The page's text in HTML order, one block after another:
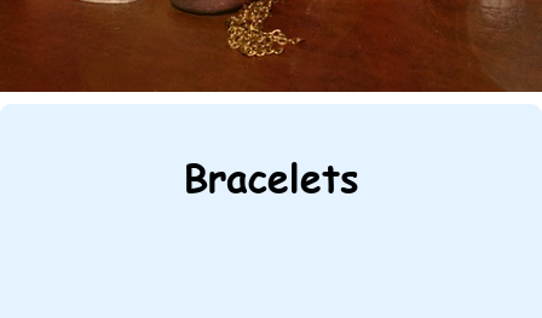
Bracelets